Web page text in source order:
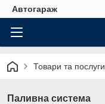
Автогараж
Товари та послуги
Паливна система